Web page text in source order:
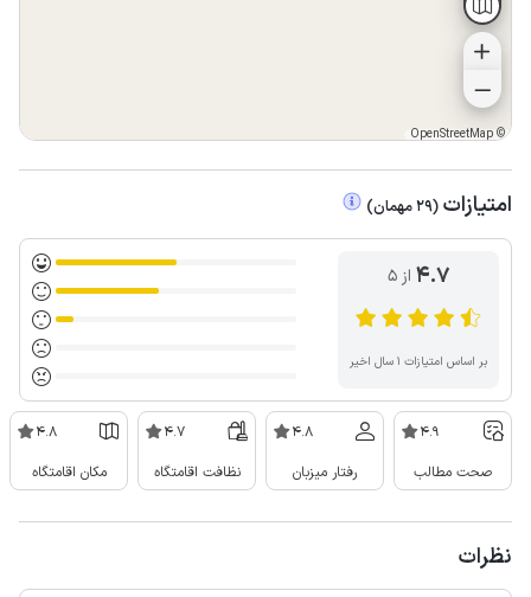
©
OpenStreetMap
امتیازات (
29مهمان)
4.7 از ۵
بر اساس امتیازات ۱ سال اخیر
4.9
صحت مطالب
4.8
رفتار میزبان
4.7
نظافت اقامتگاه
4.8
مکان اقامتگاه
نظرات